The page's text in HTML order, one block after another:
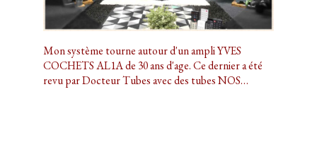
Mon système tourne autour d'un ampli YVES
COCHETS AL1A de 30 ans d'age. Ce dernier a été
revu par Docteur Tubes avec des tubes NOS…